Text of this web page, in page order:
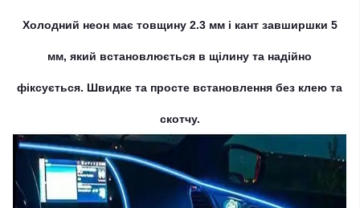
Холодний неон має товщину 2.3 мм і кант завширшки 5
мм, який встановлюється в щілину та надійно
фіксується. Швидке та просте встановлення без клею та
скотчу.